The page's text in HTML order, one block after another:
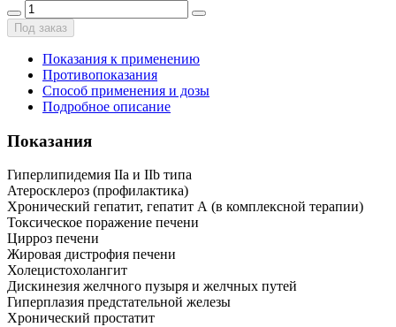
Под заказ
Показания к применению
Противопоказания
Способ применения и дозы
Подробное описание
Показания
Гиперлипидемия IIа и IIb типа
Атеросклероз (профилактика)
Хронический гепатит, гепатит А (в комплексной терапии)
Токсическое поражение печени
Цирроз печени
Жировая дистрофия печени
Холецистохолангит
Дискинезия желчного пузыря и желчных путей
Гиперплазия предстательной железы
Хронический простатит